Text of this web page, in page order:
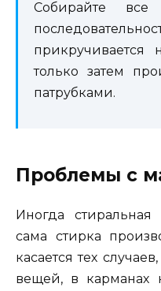
Собирайте
прикручивается
только затем
патрубками.
Проблемы с
Иногда
сама стирка
касается тех
вещей, в карманах